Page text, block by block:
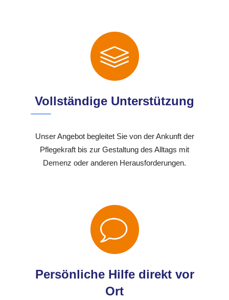
Vollständige Unterstützung
Unser Angebot begleitet Sie von der Ankunft der
Pflegekraft bis zur Gestaltung des Alltags mit
Demenz oder anderen Herausforderungen.
Persönliche Hilfe direkt vor
Ort